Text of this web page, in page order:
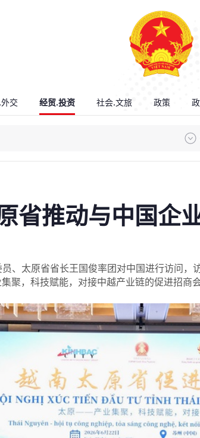
交 经贸.投资 社会.文旅 政策
省推动与中国企
、太原省省长王国俊率团对中国进行访问，
聚，科技赋能，对接中越产业链的促进招商会